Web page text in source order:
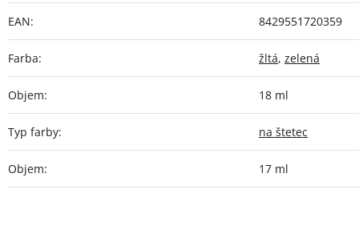
EAN: 8429551720359
Farba: žltá, zelená
Objem: 18 ml
Typ farby: na štetec
Objem: 17 ml